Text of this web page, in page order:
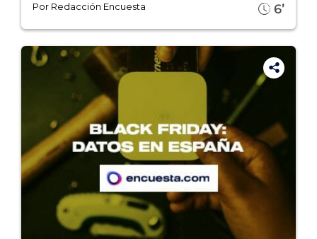
Explorar categorías:
- Artículos destacados
- Consejos para tu encuesta
- Encuesta.com
- Encuestas de NPS
- Encuestas de recursos humanos
Por Redacción Encuesta 6’